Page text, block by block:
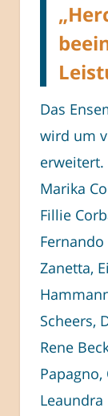
Das
wird um
erweitert.
Marika
Fillie
Zanetta,
Scheers,
Rene